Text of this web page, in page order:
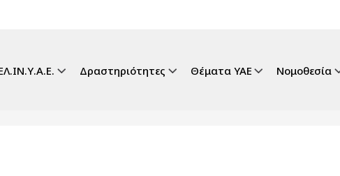
Δραστηριότητες Θέματα ΥΑΕ Νομοθεσία